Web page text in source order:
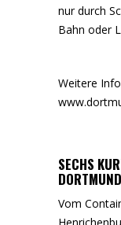
nur durch
Bahn oder
Weitere
SECHS
Vom